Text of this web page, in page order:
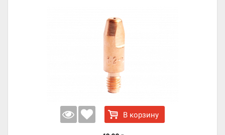
В корзину